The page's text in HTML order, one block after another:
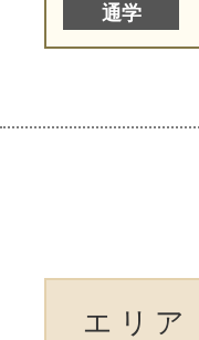
通学
エリ